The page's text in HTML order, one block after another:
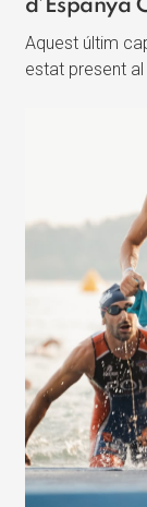
d’Espanya
Aquest últim
estat present al